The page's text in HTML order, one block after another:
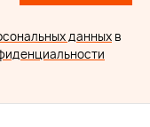
данных в